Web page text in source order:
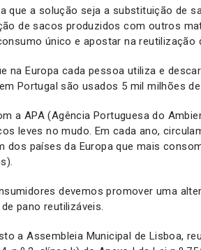
que a solução seja a substituição de
de sacos produzidos com outros
único e apostar na reutilização
na Europa cada pessoa utiliza e
Portugal são usados 5 mil milhões de
a APA (Agência Portuguesa do
leves no mudo. Em cada ano,
dos países da Europa que mais
devemos promover uma
pano reutilizáveis.
a Assembleia Municipal de Lisboa,